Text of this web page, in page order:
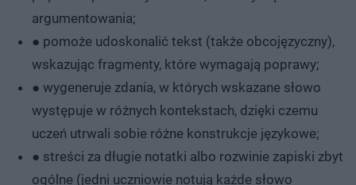
argumentowania;
● pomoże udoskonalić tekst (także obcojęzyczny),
wskazując fragmenty, które wymagają poprawy;
● wygeneruje zdania, w których wskazane słowo
występuje w różnych kontekstach, dzięki czemu
uczeń utrwali sobie różne konstrukcje językowe;
● streści za długie notatki albo rozwinie zapiski zbyt
ogólne (jedni uczniowie notują każde słowo